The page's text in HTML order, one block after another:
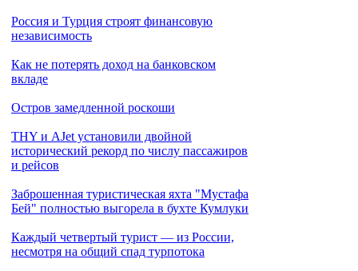
Россия и Турция строят финансовую
независимость
Как не потерять доход на банковском
вкладе
Остров замедленной роскоши
THY и AJet установили двойной
исторический рекорд по числу пассажиров
и рейсов
Заброшенная туристическая яхта "Мустафа
Бей" полностью выгорела в бухте Кумлуки
Каждый четвертый турист — из России,
несмотря на общий спад турпотока